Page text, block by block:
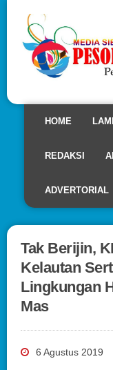
HOME
REDAKSI
ADVERTORIAL
Tak Berijin,
Kelautan
Lingkungan
Mas
6 Agustus 2019